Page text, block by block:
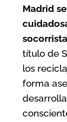
Madrid
título de
los
forma